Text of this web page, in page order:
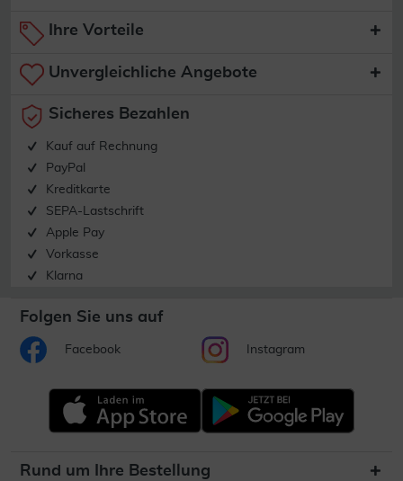
Ihre Vorteile
Unvergleichliche Angebote
Sicheres Bezahlen
Kauf auf Rechnung
PayPal
Kreditkarte
SEPA-Lastschrift
Apple Pay
Vorkasse
Klarna
Folgen Sie uns auf
Facebook Instagram
Rund um Ihre Bestellung